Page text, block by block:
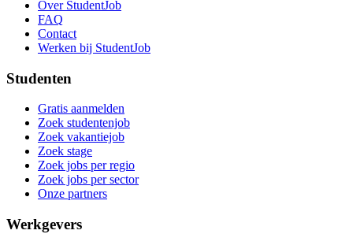
Over StudentJob
FAQ
Contact
Werken bij StudentJob
Studenten
Gratis aanmelden
Zoek studentenjob
Zoek vakantiejob
Zoek stage
Zoek jobs per regio
Zoek jobs per sector
Onze partners
Werkgevers